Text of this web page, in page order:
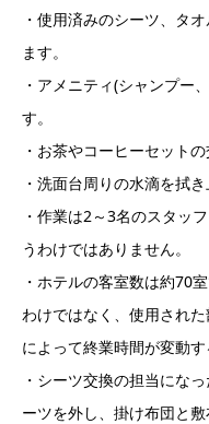
・使用済みのシーツ、タ
ます。
・アメニティ(シャンプー
す。
・お茶やコーヒーセットの
・洗面台周りの水滴を拭き
・作業は2～3名のスタッ
うわけではありません。
・ホテルの客室数は約70
わけではなく、使用され
によって終業時間が変動す
・シーツ交換の担当にな
ーツを外し、掛け布団と